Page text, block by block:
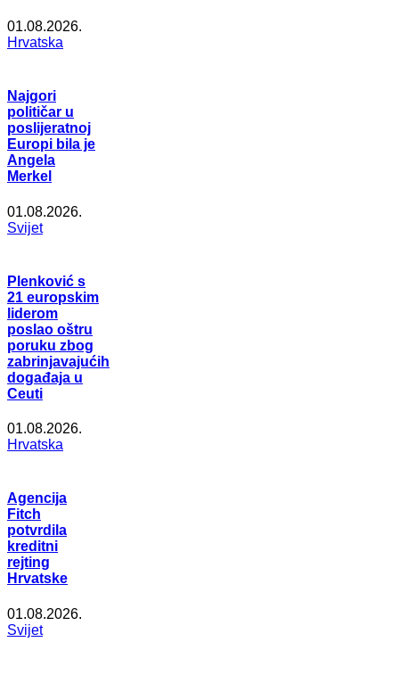
01.08.2026.
Hrvatska
Najgori
političar u
poslijeratnoj
Europi bila je
Angela
Merkel
01.08.2026.
Svijet
Plenković s
21 europskim
liderom
poslao oštru
poruku zbog
zabrinjavajućih
događaja u
Ceuti
01.08.2026.
Hrvatska
Agencija
Fitch
potvrdila
kreditni
rejting
Hrvatske
01.08.2026.
Svijet